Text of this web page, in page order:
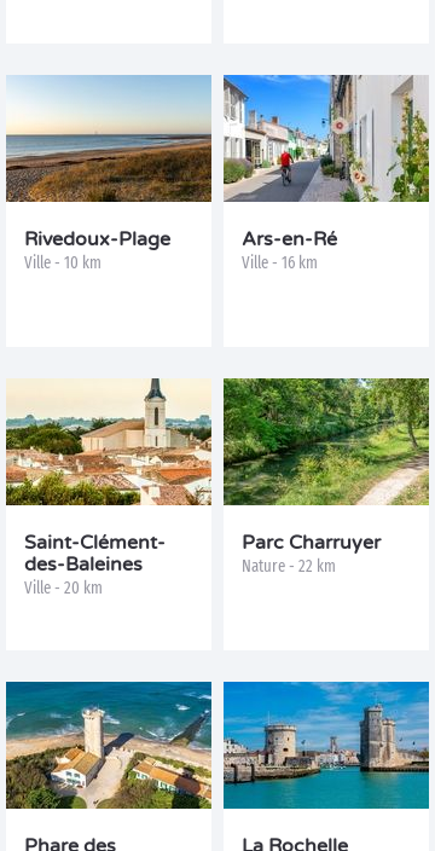
Rivedoux-Plage
Ville - 10 km
Ars-en-Ré
Ville - 16 km
Saint-Clément-
des-Baleines
Ville - 20 km
Parc Charruyer
Nature - 22 km
Phare des
La Rochelle